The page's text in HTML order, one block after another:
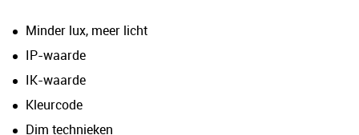
Minder lux, meer licht
IP-waarde
IK-waarde
Kleurcode
Dim technieken